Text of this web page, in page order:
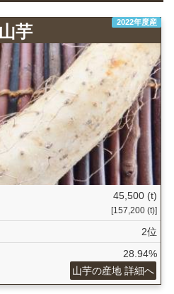
2022年度産
山芋
45,500 (t)
[157,200 (t)]
2位
28.94%
山芋の産地 詳細へ